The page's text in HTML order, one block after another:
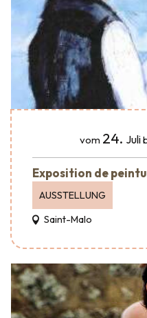
vom 24. Juli
Exposition de
AUSSTELLUNG
Saint-Malo